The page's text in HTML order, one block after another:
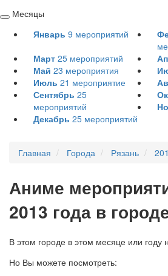
Свернуть
Месяцы
Январь 9 мероприятий
Март 25 мероприятий
Май 23 мероприятия
Июль 21 мероприятие
Сентябрь 25
мероприятий
Декабрь 25 мероприятий
Главная Города Рязань
Аниме
2013 года в
В этом городе в этом месяце или году
Но Вы можете посмотреть: